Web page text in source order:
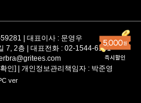
| 대표이사 : 문영우
7, 2층 | 대표전화 : 02-1544-6101
인] | 개인정보관리책임자 : 박준영
ver